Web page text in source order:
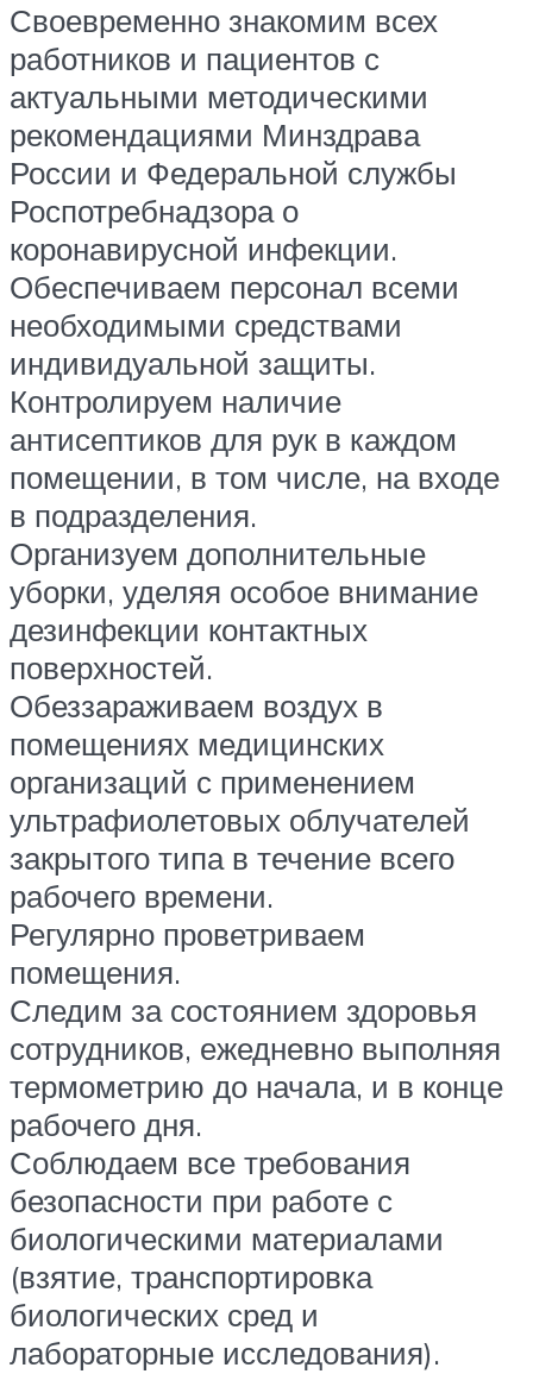
Своевременно знакомим всех
работников и пациентов с
актуальными методическими
рекомендациями Минздрава
России и Федеральной службы
Роспотребнадзора о
коронавирусной инфекции.
Обеспечиваем персонал всеми
необходимыми средствами
индивидуальной защиты.
Контролируем наличие
антисептиков для рук в каждом
помещении, в том числе, на входе
в подразделения.
Организуем дополнительные
уборки, уделяя особое внимание
дезинфекции контактных
поверхностей.
Обеззараживаем воздух в
помещениях медицинских
организаций с применением
ультрафиолетовых облучателей
закрытого типа в течение всего
рабочего времени.
Регулярно проветриваем
помещения.
Следим за состоянием здоровья
сотрудников, ежедневно выполняя
термометрию до начала, и в конце
рабочего дня.
Соблюдаем все требования
безопасности при работе с
биологическими материалами
(взятие, транспортировка
биологических сред и
лабораторные исследования).